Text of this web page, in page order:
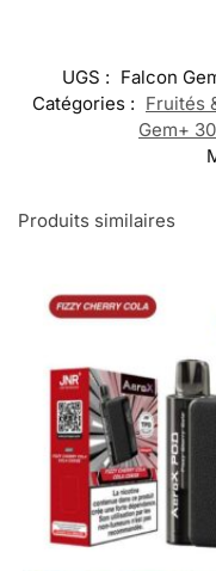
UGS : Falcon
Catégories : Fruités
Gem+
Produits similaires